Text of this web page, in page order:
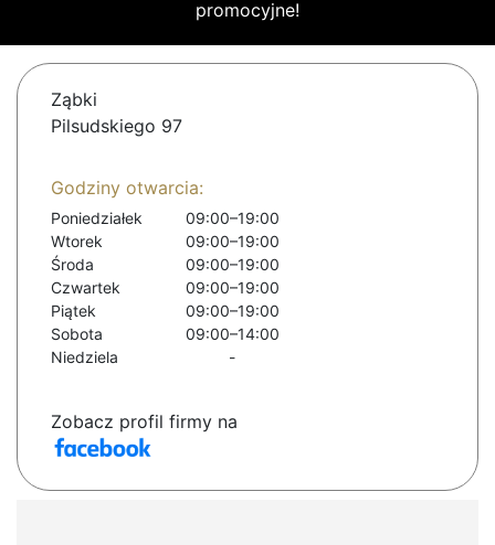
promocyjne!
Ząbki
Pilsudskiego 97
Godziny otwarcia:
Poniedziałek
09:00–19:00
Wtorek
09:00–19:00
Środa
09:00–19:00
Czwartek
09:00–19:00
Piątek
09:00–19:00
Sobota
09:00–14:00
Niedziela
-
Zobacz profil firmy na